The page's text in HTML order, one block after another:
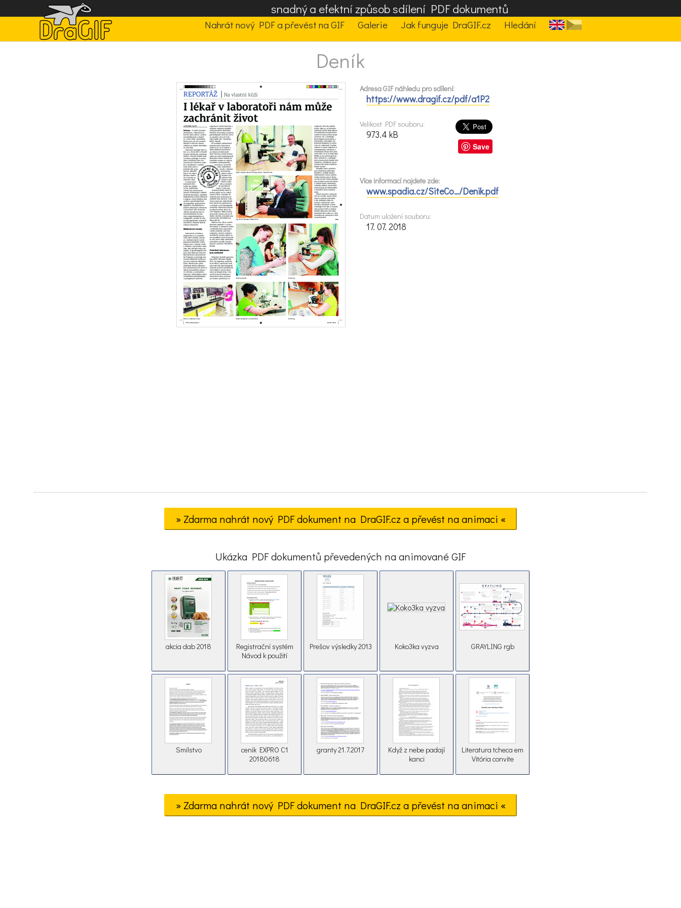
snadný a efektní způsob sdílení PDF dokumentů
Nahrát nový PDF a převést na GIF Galerie Jak funguje DraGIF.cz Hledání
Deník
Adresa GIF náhledu pro sdílení:
https://www.dragif.cz/pdf/a1P2
Save
Velikost PDF souboru:
973.4 kB
Více informací najdete zde:
www.spadia.cz/SiteCo…/Denik.pdf
Datum uložení souboru:
17. 07. 2018
» Zdarma nahrát nový PDF dokument na DraGIF.cz a převést na animaci «
Ukázka PDF dokumentů převedených na animované GIF
akcia dab 2018
Registrační systém
Návod k použití
Prešov výsledky 2013 Koko3ka vyzva GRAYLING rgb
Smilstvo
cenik EXPRO C1
20180618
granty 21.7.2017
Když z nebe padají
kanci
Literatura tcheca em
Vitória convite
» Zdarma nahrát nový PDF dokument na DraGIF.cz a převést na animaci «